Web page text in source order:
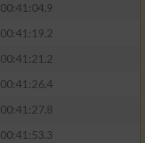
00:41:04.9
00:41:19.2
00:41:21.2
00:41:26.4
00:41:27.8
00:41:53.3